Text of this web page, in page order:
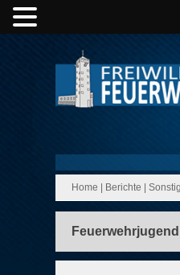
Home Berichte
Feuerwehrjugend